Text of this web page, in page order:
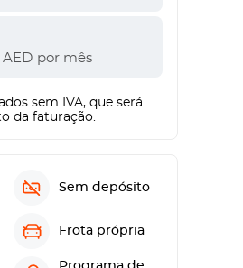
AED por mês
sem IVA, que será
da faturação.
Sem depósito
Frota própria